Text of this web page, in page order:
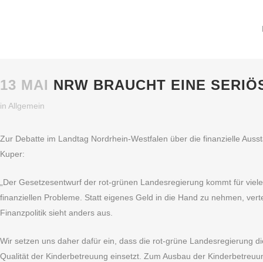
13 MAI NRW BRAUCHT EINE
in Allgemein
Zur Debatte im Landtag Nordrhein-Westfalen über die finanzielle
Kuper:
„Der Gesetzesentwurf der rot-grünen Landesregierung kommt für
finanziellen Probleme. Statt eigenes Geld in die Hand zu nehmen,
Finanzpolitik sieht anders aus.
Wir setzen uns daher dafür ein, dass die rot-grüne Landesregierung
Qualität der Kinderbetreuung einsetzt. Zum Ausbau der